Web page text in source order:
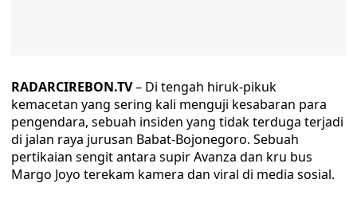
RADARCIREBON.TV– Di tengah hiruk-pikuk
kemacetan yang sering kali menguji kesabaran para
pengendara, sebuah insiden yang tidak terduga terjadi
di jalan raya jurusan Babat-Bojonegoro. Sebuah
pertikaian sengit antara supir Avanza dan kru bus
Margo Joyo terekam kamera dan viral di media sosial.